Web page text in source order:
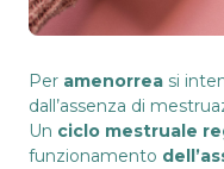
Per amenorrea si
dall’assenza di
Un ciclo mestruale
funzionamento